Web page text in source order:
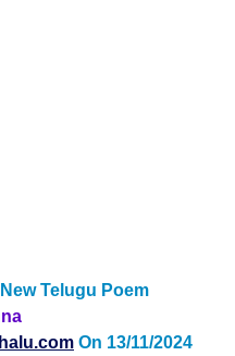
Telugu Poem
On 13/11/2024